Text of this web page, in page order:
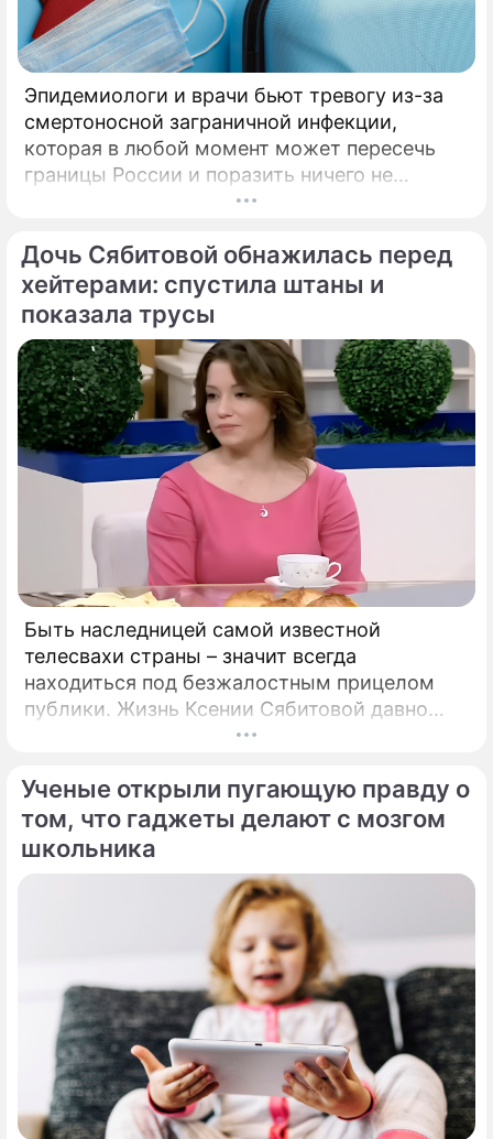
Эпидемиологи и врачи бьют тревогу из-за
смертоносной заграничной инфекции,
которая в любой момент может пересечь
границы России и поразить ничего не
подозревающих граждан. Россию
угрозе: в страну могут завезти неизлечимый
и смертоносный вирус Бурбон.
Дочь Сябитовой обнажилась перед
хейтерами: спустила штаны и
показала трусы
Быть наследницей самой известной
телесвахи страны – значит всегда
находиться под безжалостным прицелом
публики. Жизнь Ксении Сябитовой давно
рассматривают под мощной лупой.
Ученые открыли пугающую правду о
том, что гаджеты делают с мозгом
школьника